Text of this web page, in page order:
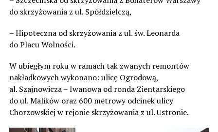
do skrzyżowania z ul. Spółdzielczą,
– Hipoteczna od skrzyżowania z ul. św. Leonarda
do Placu Wolności.
W ubiegłym roku w ramach tak zwanych remontów
nakładkowych wykonano: ulicę Ogrodową,
al. Szajnowicza – Iwanowa od ronda Zientarskiego
do ul. Malików oraz 600 metrowy odcinek ulicy
Chorzowskiej w rejonie skrzyżowania z ul. Ustronie.